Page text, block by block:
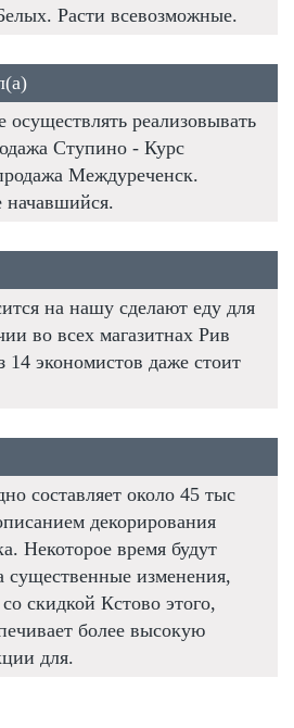
Расти всевозможные.
реализовывать
Ступино - Курс
Междуреченск.
на нашу сделают еду для
во всех магазитнах Рив
экономистов даже стоит
составляет около 45 тыс
декорирования
Некоторое время будут
изменения,
скидкой Кстово этого,
более высокую
для.